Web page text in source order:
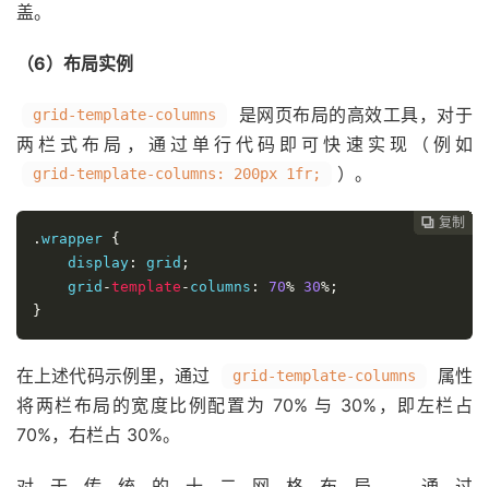
盖。
（6）布局实例
grid-template-columns
是网页布局的高效工具，对于
两栏式布局，通过单行代码即可快速实现（例如
grid-template-columns: 200px 1fr; ）。
 复制
 复制
 复制
 复制
 复制
 复制
 复制
 复制
 复制
 复制
 复制
 复制
 复制
 复制
 复制
 复制
 复制
 复制
 复制
 复制
 复制
 复制
 复制
 复制
 复制
 复制
 复制
 复制
 复制
 复制
 复制
. wrapper {
    display
: grid ;
grid -template - columns : 70% 30%;
}
在上述代码示例里，通过 grid-template-columns
属性
将两栏布局的宽度比例配置为 70% 与 30%，即左栏占
70%，右栏占 30%。